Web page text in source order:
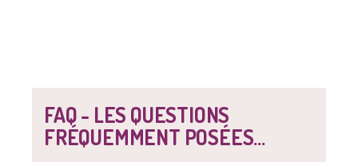
FAQ - LES QUESTIONS
FRÉQUEMMENT POSÉES...